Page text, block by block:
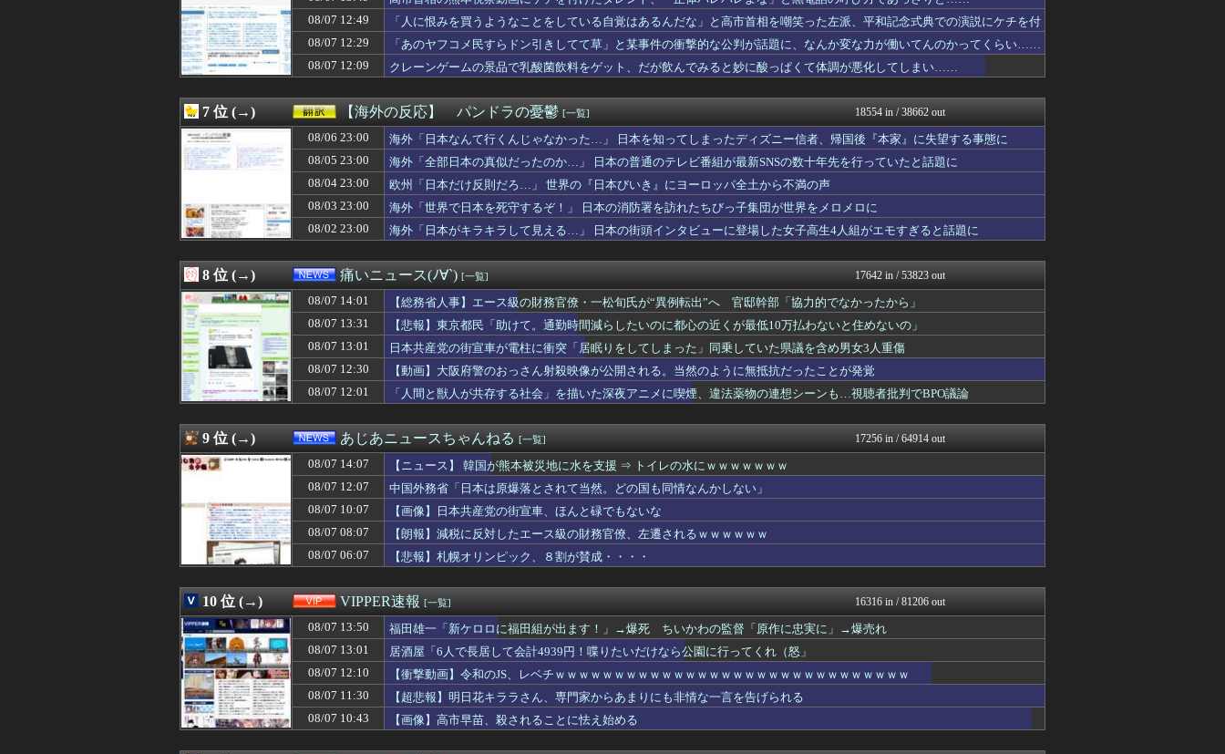
08/07 13:51
MEGAドン・キホーテ姫路広畑店の露店で販売された｢うなぎのかば焼き｣で食中毒...
理想ちゃんねる
08/07 13:51
ヤニねこ 第6話 感想：スナフキンみたいな孤高の存在になりきれないペンペンねこ...
アニメつぶやき速報‼︎
08/07 13:51
歴代最多得票記録でトップ当選の河合ゆうすけ市議、埼玉知事選（来年８月）に立候補...
もえるあじあ(･∀･)
08/07 13:50
福田雄一「新ケロロに福田組が出ます！」→爆死 ちいかわの監督「原作に忠実に」→...
VIPPER速報
08/07 13:50
【悲報】みいちゃんの作者さん、泣いてしまう😭 （※画像あり）
ラビット速報
08/07 13:46
【朗報】ワンピースのラスボスさん、世界を創造した最初の20人の王の武器を召喚で...
なんJ PRIDE
08/07 13:45
【朗報】ぐらんぶるのヒロイン、遂にデレるwwww
08/07 13:43
下手に水買うよりウォーターサーバー置いた方がよくね？
ガジェット2ch
08/07 13:43
エロゲやりたいんだがノートpcってどれくらいの買えばいい?
異世界転生まとめ速報
08/07 13:41
【画像】佐倉綾音(32)、自分のシコポイントに気がつくwwwwwww
mashlife通信
【朗報】山田涼介(31)のベッドシーン、エロすぎるwwwwwww
08/07 13:41
【悲報】吉田マサops.740 岡本カズops.742
なんじぇいスタジアム＠なん...
08/07 13:40
【甲子園】青森山田が暑さ対策でユニ一新 ボタン廃止でTシャツ素材wwwwwww...
【サッカー まとめ】サカラ...
08/07 13:40
同じサークルのＡ男を好きになって、２人で行動しようとしたが。Ｂ太「俺を置いてく...
修羅ママ速報
08/07 13:40
【神乳】脱いだら凄いボーイッシュ女子、ボーイッシュがどうでも良くなる ”おっぱ...
ポッカキット
08/07 13:39
ぐらんぶる原作最新話、ヤバすぎる
08/07 13:39
いつものスーパーで偶然見かけた義弟嫁。夫に何気なくその話しただけなのに、そこか...
鬼女はみた -修羅場・恋愛...
08/07 13:39
保育園のママさんが私の双子の妹が彼氏とデートしてる盗み撮り画像を見せて「あとは...
おうち速報
08/07 13:38
【大阪】マスコミ「警察官が発砲し“刃物男”死亡！」 → ネットで拡散された現場...
政経ワロスまとめニュース♪
08/07 13:37
【GAME】「任天堂」のパッケージ版売上38.5%維持に衝撃！海外ファン「カー...
HANO-K
08/07 13:35
給食着はすごいニオイのときある。アイロンあてたときにむせ込むほどにクッッッサ！...
子育てちゃんねる
08/07 13:35
【画像】爆胸ニット女さん、寿司屋で満喫してしまうｗｗｗｗｗｗｗｗｗｗ
不思議.net - 5ch...
08/07 13:34
【プロレス】長州小力 西口DXプロレス8月大会でリング復帰 対戦相手はクロちゃ...
筋肉速報
08/07 13:33
うつ病経験者の約9割が「運動習慣がない」 どんな運動すればいいのさ？
いたしん！
08/07 13:33
【おすすめ漫画】あくまでクジャクの話 絵が綺麗・・・・
大河ドラマ2ch
08/07 13:31
【悲報】東京都民「助けて。通勤時間減らしたいのに都心の近くが最低10万払わない...
冷蔵庫へ入れた富山土産の鱒寿司『飯が硬くなって美味しく無くなる』って怒られた
【悲報】キンコン西野亮廣、熊本支援炊き出し「カレー」で炎上するｗｗｗ
おうまがタイムズ
08/07 13:31
【画像】女性声優さん、舞台で共演したイケメンたちと写真を撮りまくってしまう…
08/07 13:31
【ウマ娘】普通にしてたら真っ当に美人なライトハローさん。（結局飲んでしまう）
08/07 13:30
ゲーフリ渾身のビーカネさん、賛否両論に突入
Y速報
08/07 13:30
『ソニックレーシング クロスワールド』8/7本日より「レジェンドコンペ ラウン...
PlaySphere | ...
08/07 13:30
【悲報】高野連「暑熱対策で第2試合は13:30プレイボールや！」
日刊やきう速報
08/07 13:30
【画像】「まんがタイムきらら」ヱロ漫画みたいになるｗｗｗｗｗ
ぴこ速(〃'∇'〃)？
08/07 13:30
【画像】日本を代表する大物漫画家、高市早苗と小泉進次郎にガチギレ 痛烈な風刺漫...
アルファルファモザイク＠ネ...
08/07 13:29
トメ「この子は義実家の顔じゃない！嫁が義妹旦那とフリンしたのよ！」私「DNA鑑...
08/07 13:29
【甲子園】青森山田が暑さ対策でユニ一新 ボタン廃止でTシャツ素材wwwwwww...
なんじぇいスタジアム＠なん...
08/07 13:29
【朗報】ぐらんぶるのヒロイン、デレる
漫画まとめ速報
08/07 13:29
共産党「これは酷い…京都市でマイナンバーカードを持たない29万人がポイント給付...
08/07 13:27
ニコニコ出身者が豪華すぎると話題に なんでyoutubeに負けたのか・・・
ぶる速-VIP
08/07 13:25
【悲報】ちんぽに下味つけてピンサロいったらｗｗｗｗｗｗｗｗｗwwww
バズッター速報
08/07 12:49
「人に恨みを買うようなことをしている自覚はあるんだな」と高市首相を嘲笑った左派、平和記念式典での演説にケチを付
けるも……
08/07 12:29
「あのヤフコメ民すらドン引きしてて草」と某事件の衝撃的な公判が話題に、なんか変な力が働いてんのかってくらい……
08/07 12:09
クレーンゲームの景品で乳酸菌飲料をゲット、だが飲んでみると妙に酸っぱくて体調が悪化してしまい……
7 位 (→) 【海外の反応】 パンドラの憂鬱 [一覧] 18554 in / 38662 out
08/06 23:00
海外「日本なんて行くんじゃなかった…」 日本を知ってしまったディズニー信者、帰国後『本家』に失望する事態に
08/05 23:00
海外「全部日本の真似だったのか…」 日本の普通のテレビ番組が最新SNSの数十年先を行っていたと話題に
08/04 23:00
欧州「日本だけ反則だろ…」 世界の『日本びいき』にヨーロッパ全土から不満の声
08/03 23:00
海外「世界で日本を死守するぞ！」 日本の消防署を訪れたちびっ子集団が世界をメロメロに
08/02 23:00
海外「日本がキラキラして見える…」 日本の街頭インタビューに登場した女子高生4人組がエモすぎると話題に
8 位 (→) 痛いニュース(ﾉ∀`) [一覧] 17642 in / 53823 out
08/07 14:01
【総務省人事】エース級の財務官僚・一松旬氏が“異例転出”へ 官邸幹部「協力的でなかったから」
08/07 13:31
【悲報】東京都民「助けて。通勤時間減らしたいのに都心の近くが最低10万払わないと住めないの」
08/07 13:01
日本共産党の街宣車が電柱に衝突「居眠りをしてしまった」同乗していた県議を含め男女3人重傷
08/07 12:30
【動画】大阪府警のおっさん射殺映像が公開される。当然のように無抵抗だったことが発覚
08/07 12:01
「人間と獣人が共存する社会」を描いた深夜アニメに喫煙、違法薬物の連想シーンも…視聴者批判でBPO議論
9 位 (→) あじあニュースちゃんねる [一覧] 17256 in / 64914 out
08/07 14:07
【ニュース】 韓国が熊本被災地に水を支援 ⇒ トイレの水にｗｗｗｗｗｗｗ
08/07 12:07
中国外務省「日本は原爆落とされて当然。どの国も同情なんかしない」
08/07 10:07
【画像】日本共産党の街宣車、ほんと碌でもないな
08/07 08:07
【朗報】減税に反対したエース級の財務官僚、左遷されるｗｗｗｗｗｗ
08/07 06:07
【悲報】札幌オリンピック、８割が賛成・・・・
10 位 (→) VIPPER速報 [一覧] 16316 in / 81206 out
08/07 13:50
福田雄一「新ケロロに福田組が出ます！」→爆死 ちいかわの監督「原作に忠実に」→爆売れ
08/07 13:01
居酒屋「6人で長居して会計4939円！喋りたいだけなら公園に行ってくれ（怒」
08/07 12:10
【衝撃動画】令和のJS、レベチｗｗｗｗｗｗｗｗｗｗｗｗｗｗｗｗｗｗｗｗｗｗｗｗｗｗｗｗｗｗ
08/07 11:30
【超悲報】明日花キララさん、専門家からあまりにも非情な一言を告げられる
08/07 10:43
【画像】高市早苗、殺されることに怯え始める